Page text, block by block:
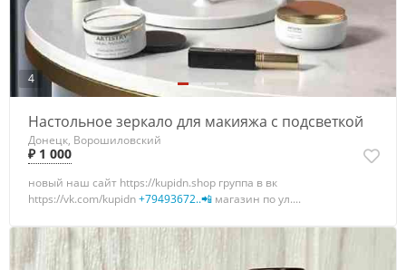
4
Настольное зеркало для макияжа с подсветкой
Донецк, Ворошиловский
₽ 1 000
новый наш сайт https://kupidn.shop группа в вк
https://vk.com/kupidn+79493672..📲 магазин по ул....